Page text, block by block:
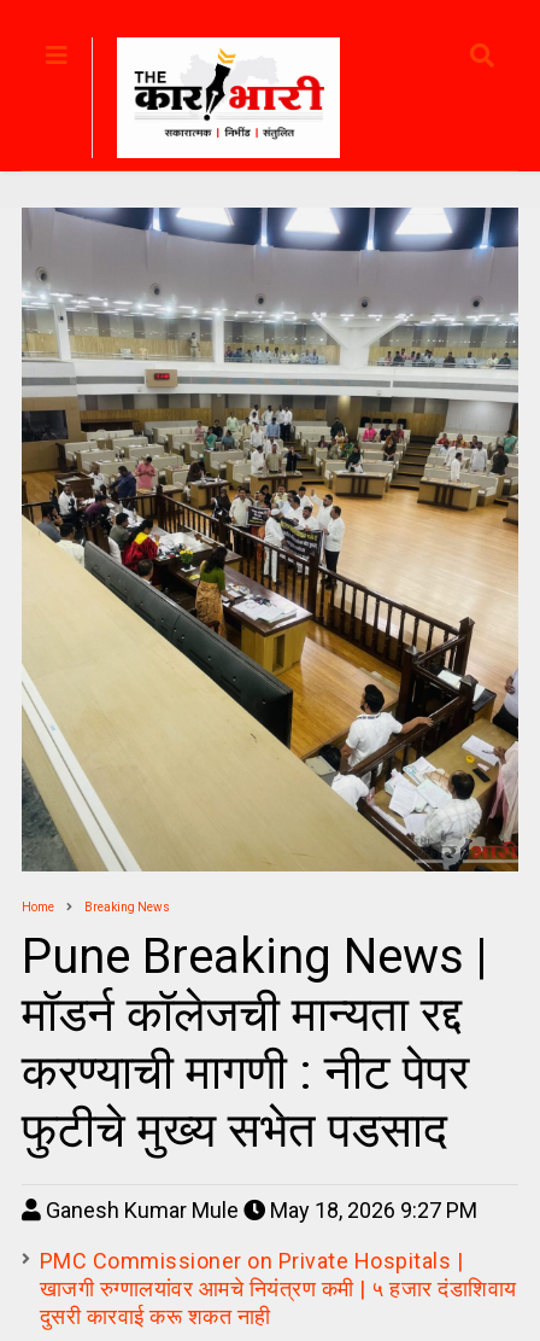
Home Breaking News
Pune Breaking News |
मॉडर्न कॉलेजची मान्यता रद्द
करण्याची मागणी : नीट पेपर
फुटीचे मुख्य सभेत पडसाद
Ganesh Kumar Mule
May 18, 2026 9:27 PM
PMC Commissioner on Private Hospitals |
खाजगी रुग्णालयांवर आमचे नियंत्रण कमी | ५ हजार दंडाशिवाय
दुसरी कारवाई करू शकत नाही